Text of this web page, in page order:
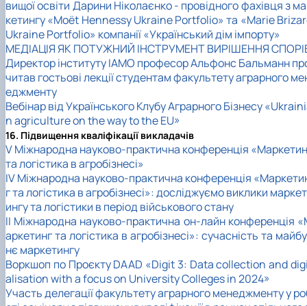
вищої освіти Дарини Ніколаєнко - провідного фахівця з
кетингу «Moët Hennessy Ukraine Portfolio» та «Marie
Ukraine Portfolio» компанії «Український дім імпорту»
МЕДІАЦІЯ ЯК ПОТУЖНИЙ ІНСТРУМЕНТ ВИРІШЕННЯ
Директор інституту ІАМО професор Альфонс Бальманн
читав гостьові лекції студентам факультету аграрного
еджменту
Вебінар від Українського Клубу Аграрного Бізнесу
n agriculture on the way to the EU»
16. Підвищення кваліфікації викладачів
V Міжнародна науково-практична конференція
та логістика в агробізнесі»
IV Міжнародна науково-практична конференція
г та логістика в агробізнесі»: досліджуємо виклики маркет
ингу та логістики в період військового стану
II Міжнародна науково-практична он-лайн конференція
аркетинг та логістика в агробізнесі»: сучасність та
нє маркетингу
Воркшоп по Проєкту DAAD «Digit 3: Data collection and
alisation with a focus on University Colleges in 2024»
Участь делегації факультету аграрного менеджменту у